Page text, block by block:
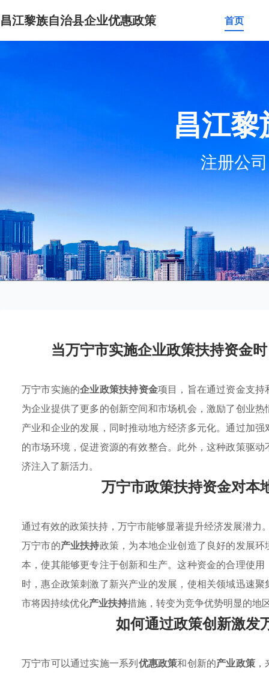
昌江黎族自治县企业优惠政策 首页
昌江
注册公
当万宁市实施企业政策扶持资金
万宁市实施的企业政策扶持资金项目，旨在通过资金支
为企业提供了更多的创新空间和市场机会，激励了创业
产业和企业的发展，同时推动地方经济多元化。通过加
的市场环境，促进资源的有效整合。此外，这种政策驱
济注入了新活力。
万宁市政策扶持资金对本
通过有效的政策扶持，万宁市能够显著提升经济发展潜力
万宁市的产业扶持政策，为本地企业创造了良好的发展
本，使其能够更专注于创新和生产。这种资金的合理使
时，惠企政策刺激了新兴产业的发展，使相关领域迅速
市将因持续优化产业扶持措施，转变为竞争优势明显的地
如何通过政策创新激发
万宁市可以通过实施一系列优惠政策和创新的产业政策